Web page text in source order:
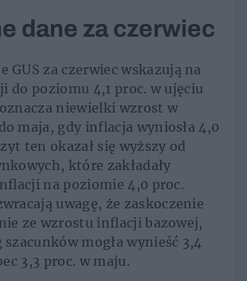
dane za czerwiec
GUS za czerwiec wskazują na
do poziomu 4,1 proc. w ujęciu
niewielki wzrost w
maja, gdy inflacja wyniosła 4,0
ten okazał się wyższy od
które zakładały
na poziomie 4,0 proc.
uwagę, że zaskoczenie
ze wzrostu inflacji bazowej,
szacunków mogła wynieść 3,4
3,3 proc. w maju.